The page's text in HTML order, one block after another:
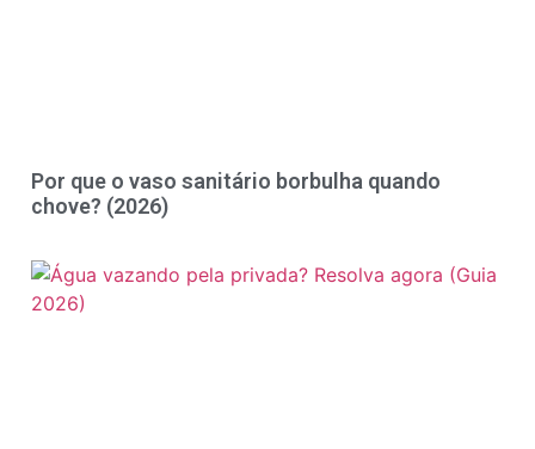
Por que o vaso sanitário borbulha quando
chove? (2026)